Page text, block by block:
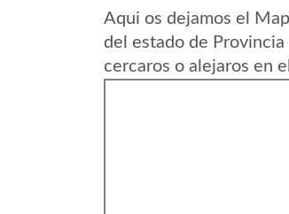
Aqui os dejamos el
del estado de
cercaros o alejaros en